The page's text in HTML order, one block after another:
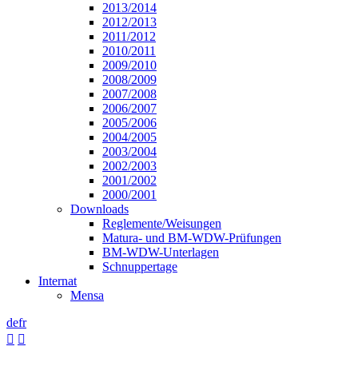
2013/2014
2012/2013
2011/2012
2010/2011
2009/2010
2008/2009
2007/2008
2006/2007
2005/2006
2004/2005
2003/2004
2002/2003
2001/2002
2000/2001
Downloads
Reglemente/Weisungen
Matura- und BM-WDW-Prüfungen
BM-WDW-Unterlagen
Schnuppertage
Internat
Mensa
defr
 